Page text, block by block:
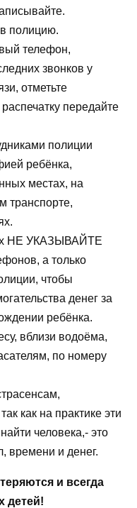
полицию.
телефон,
звонков у
отметьте
передайте
полиции
ребёнка,
местах, на
транспорте,
НЕ УКАЗЫВАЙТЕ
а только
чтобы
денег за
ребёнка.
вблизи водоёма,
по номеру
как на практике эти
человека,- это
времени и денег.
и всегда
детей!